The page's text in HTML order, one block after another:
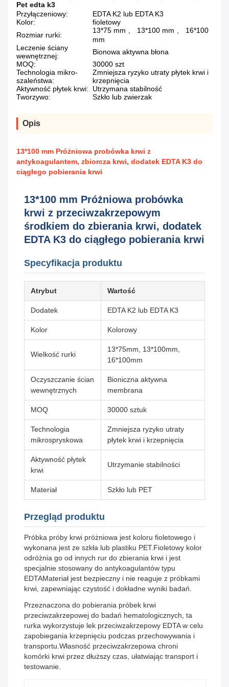
Pet edta k3
Przyłączeniowy:
EDTA K2 lub EDTA K3
Kolor:
fioletowy
Rozmiar rurki:
13*75 mm 、 13*100 mm 、 16*100
mm
Leczenie ściany
wewnętrznej:
Bionowa aktywna błona
MOQ:
30000 szt
Technologia mikro-
szaleństwa:
Zmniejsza ryzyko utraty płytek krwi i
krzepnięcia
Aktywność płytek krwi:
Utrzymana stabilność
Tworzywo:
Szkło lub zwierzak
Opis
13*100 mm Próżniowa probówka krwi z
antykoagulantem, zbiorcza krwi, dodatek EDTA K3 do
ciągłego pobierania krwi
13*100 mm Próżniowa probówka
krwi z przeciwzakrzepowym
środkiem do zbierania krwi, dodatek
EDTA K3 do ciągłego pobierania krwi
Specyfikacja produktu
Atrybut Wartość
Dodatek EDTA K2 lub EDTA K3
Kolor Kolorowy
Wielkość rurki
13*75mm, 13*100mm,
16*100mm
Oczyszczanie ścian
wewnętrznych
Bioniczna aktywna
membrana
MOQ 30000 sztuk
Technologia
mikrospryskowa
Zmniejsza ryzyko utraty
płytek krwi i krzepnięcia
Aktywność płytek
krwi
Utrzymanie stabilności
Materiał Szkło lub PET
Przegląd produktu
Próbka próby krwi próżniowa jest koloru fioletowego i
wykonana jest ze szkła lub plastiku PET.Fioletowy kolor
odróżnia go od innych rur do zbierania krwi i jest
specjalnie stosowany do antykoagulantów typu
EDTAMateriał jest bezpieczny i nie reaguje z próbkami
krwi, zapewniając czystość i dokładne wyniki badań.
Przeznaczona do pobierania próbek krwi
przeciwzakrzepowej do badań hematologicznych, ta
rurka wykorzystuje lek przeciwzakrzepowy EDTA w celu
zapobiegania krzepnięciu podczas przechowywania i
transportu.Własność przeciwzakrzepowa chroni
komórki krwi przez dłuższy czas, ułatwiając transport i
testowanie.